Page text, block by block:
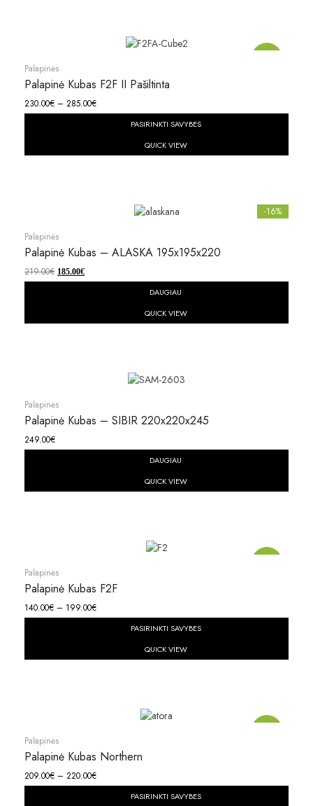
Palapinės
Palapinė Kubas F2F II Pašiltinta
230.00€ – 285.00€
PASIRINKTI SAVYBES
QUICK VIEW
-16%
Palapinės
Palapinė Kubas – ALASKA 195x195x220
219.00€ 185.00€
DAUGIAU
QUICK VIEW
Palapinės
Palapinė Kubas – SIBIR 220x220x245
249.00€
DAUGIAU
QUICK VIEW
Palapinės
Palapinė Kubas F2F
140.00€ – 199.00€
PASIRINKTI SAVYBES
QUICK VIEW
Palapinės
Palapinė Kubas Northern
209.00€ – 220.00€
PASIRINKTI SAVYBES